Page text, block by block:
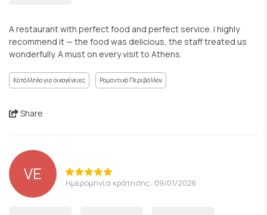
A restaurant with perfect food and perfect service. I highly
recommend it — the food was delicious, the staff treated us
wonderfully. A must on every visit to Athens.
Κατάλληλο για οικογένειες Ρομαντικό Περιβάλλον
Share
VE Ημερομηνία κράτησης: 09/01/2026